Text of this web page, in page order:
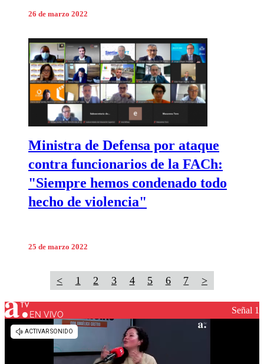
26 de marzo 2022
Ministra de Defensa por ataque
contra funcionarios de la FACh:
"Siempre hemos condenado todo
hecho de violencia"
25 de marzo 2022
< 1 2 3 4 5 6 7 >
EN VIVO Señal 1